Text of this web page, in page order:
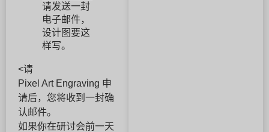
请发送一封
电子邮件，
设计图要这
样写。
<请
Pixel Art Engraving 申
请后，您将收到一封确
认邮件。
如果你在研讨会前一天